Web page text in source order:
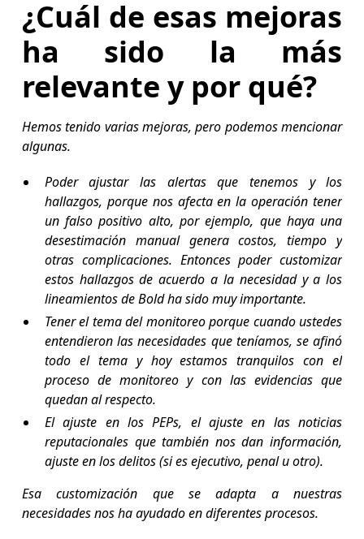
¿Cuál de esas mejoras
ha sido la más
relevante y por qué?
Hemos tenido varias mejoras, pero podemos mencionar
algunas.
Poder ajustar las alertas que tenemos y los
hallazgos, porque nos afecta en la operación tener
un falso positivo alto, por ejemplo, que haya una
desestimación manual genera costos, tiempo y
otras complicaciones. Entonces poder customizar
estos hallazgos de acuerdo a la necesidad y a los
lineamientos de Bold ha sido muy importante.
Tener el tema del monitoreo porque cuando ustedes
entendieron las necesidades que teníamos, se afinó
todo el tema y hoy estamos tranquilos con el
proceso de monitoreo y con las evidencias que
quedan al respecto.
El ajuste en los PEPs, el ajuste en las noticias
reputacionales que también nos dan información,
ajuste en los delitos (si es ejecutivo, penal u otro).
Esa customización que se adapta a nuestras
necesidades nos ha ayudado en diferentes procesos.